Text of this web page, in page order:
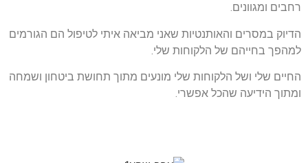
רחבים ומגוונים.
הדיוק במסרים והאותנטיות שאני מביאה איתי לטיפול הם הגורמים
למהפך בחייהם של הלקוחות שלי.
החיים שלי ושל הלקוחות שלי מונעים מתוך תחושת ביטחון ושמחה
ומתוך הידיעה שהכל אפשרי.